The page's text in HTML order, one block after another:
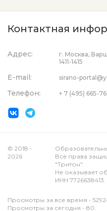
Контактная
Адрес:
г. Москва,
1411-1415
E-mail: sirano-
Телефон: + 7 (495) 665-
© 2018 -
2026
Все права
"Тритон".
Не оказывает
ИНН 7726638413.
Просмотры за все время -
Просмотры за сегодня - 80.